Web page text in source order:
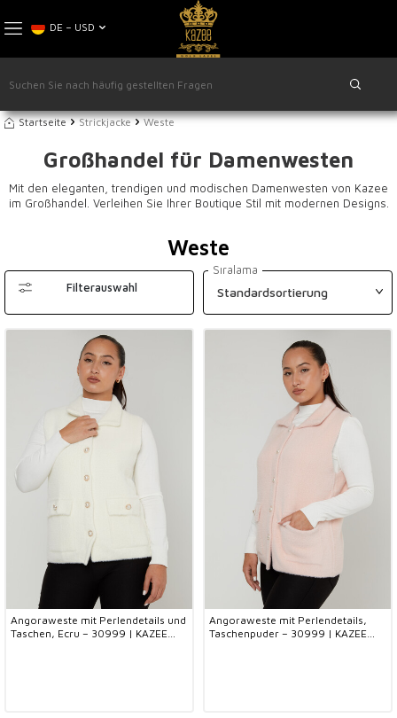
DE − USD
Startseite Strickjacke Weste
Großhandel für Damenwesten
Mit den eleganten, trendigen und modischen Damenwesten von Kazee
im Großhandel. Verleihen Sie Ihrer Boutique Stil mit modernen Designs.
Weste
Filterauswahl
Sıralama
Angoraweste mit Perlendetails und
Taschen, Ecru – 30999 | KAZEE
Angoraweste mit Perlendetails,
Taschenpuder – 30999 | KAZEE